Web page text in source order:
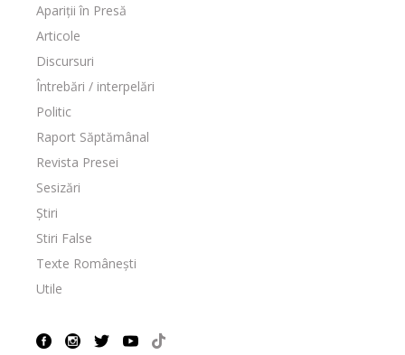
Apariții în Presă
Articole
Discursuri
Întrebări / interpelări
Politic
Raport Săptămânal
Revista Presei
Sesizări
Știri
Stiri False
Texte Românești
Utile